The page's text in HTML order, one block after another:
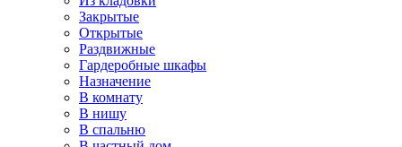
Закрытые
Открытые
Раздвижные
Гардеробные шкафы
Назначение
В комнату
В нишу
В спальню